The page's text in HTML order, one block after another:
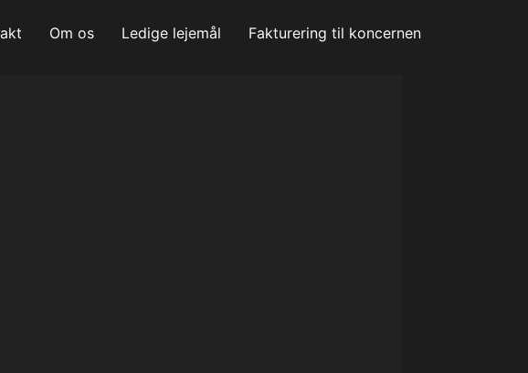
Om os Ledige lejemål Fakturering til koncernen